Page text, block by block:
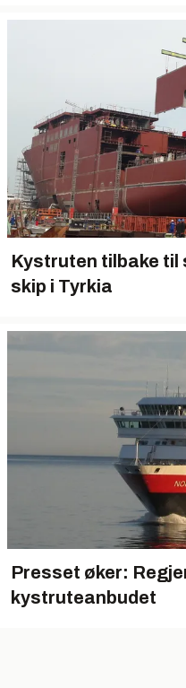
Kystruten tilbake til
skip i Tyrkia
Presset øker:
kystruteanbudet